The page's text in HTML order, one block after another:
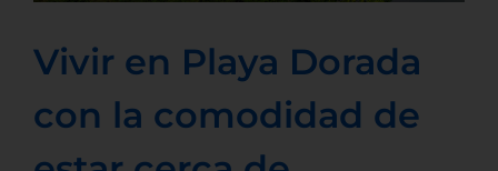
Vivir en Playa Dorada
con la comodidad de